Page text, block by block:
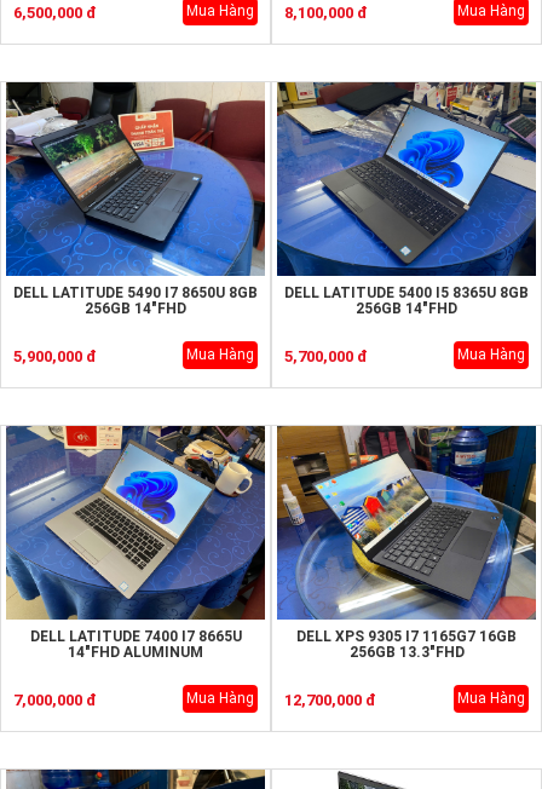
6,500,000 đ Mua Hàng 8,100,000 đ Mua Hàng
DELL LATITUDE 5490 I7 8650U 8GB
256GB 14"FHD
5,900,000 đ Mua Hàng
DELL LATITUDE 5400 I5 8365U 8GB
256GB 14"FHD
5,700,000 đ Mua Hàng
DELL LATITUDE 7400 I7 8665U
14"FHD ALUMINUM
7,000,000 đ Mua Hàng
DELL XPS 9305 I7 1165G7 16GB
256GB 13.3"FHD
12,700,000 đ Mua Hàng